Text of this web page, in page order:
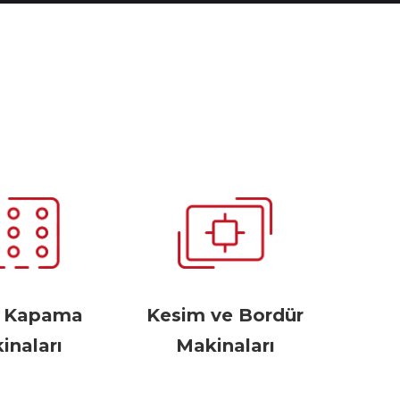
Kesim ve Bordür
Makinaları